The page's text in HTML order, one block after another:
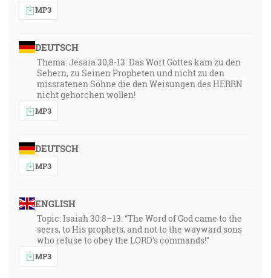
MP3
DEUTSCH
Thema: Jesaia 30,8-13: Das Wort Gottes kam zu den
Sehern, zu Seinen Propheten und nicht zu den
missratenen Söhne die den Weisungen des HERRN
nicht gehorchen wollen!
MP3
DEUTSCH
MP3
ENGLISH
Topic: Isaiah 30:8–13: “The Word of God came to the
seers, to His prophets, and not to the wayward sons
who refuse to obey the LORD’s commands!”
MP3